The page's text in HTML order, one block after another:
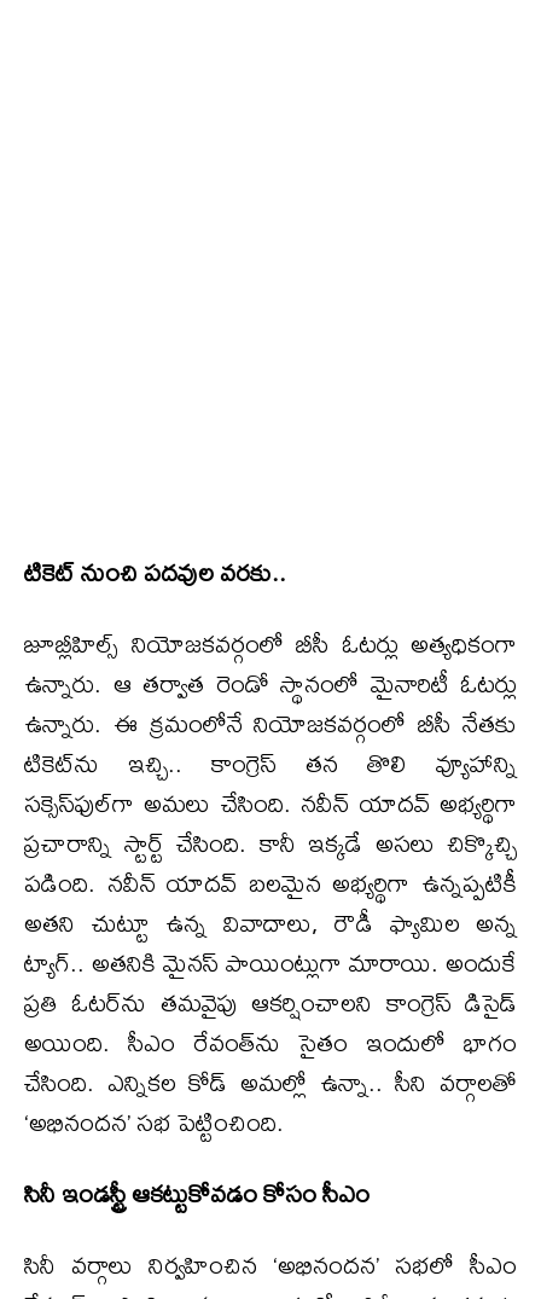
టికెట్ నుంచి పదవుల వరకు..
జూబ్లీహిల్స్ నియోజకవర్గంలో బీసీ ఓటర్లు అత్యధికంగా
ఉన్నారు. ఆ తర్వాత రెండో స్థానంలో మైనారిటీ ఓటర్లు
ఉన్నారు. ఈ క్రమంలోనే నియోజకవర్గంలో బీసీ నేతకు
టికెట్‌ను ఇచ్చి.. కాంగ్రెస్ తన తొలి వ్యూహాన్ని
సక్సెస్‌ఫుల్‌గా అమలు చేసింది. నవీన్ యాదవ్ అభ్యర్థిగా
ప్రచారాన్ని స్టార్ట్ చేసింది. కానీ ఇక్కడే అసలు చిక్కొచ్చి
పడింది. నవీన్ యాదవ్ బలమైన అభ్యర్థిగా ఉన్నప్పటికీ
అతని చుట్టూ ఉన్న వివాదాలు, రౌడీ ఫ్యామిల అన్న
ట్యాగ్.. అతనికి మైనస్ పాయింట్లుగా మారాయి. అందుకే
ప్రతి ఓటర్‌ను తమవైపు ఆకర్షించాలని కాంగ్రెస్ డిసైడ్
అయింది. సీఎం రేవంత్‌ను సైతం ఇందులో భాగం
చేసింది. ఎన్నికల కోడ్ అమల్లో ఉన్నా.. సీని వర్గాలతో
‘అభినందన’ సభ పెట్టించింది.
సినీ ఇండస్ట్రీ ఆకట్టుకోవడం కోసం సీఎం
సినీ వర్గాలు నిర్వహించిన ‘అభినందన’ సభలో సీఎం